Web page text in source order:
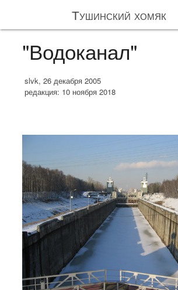
Тушинский хомяк
"Водоканал"
slvk, 26 декабря 2005
редакция: 10 ноября 2018